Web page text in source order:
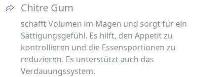
Chitre Gum
schafft Volumen im Magen und sorgt für ein
Sättigungsgefühl. Es hilft, den Appetit zu
kontrollieren und die Essensportionen zu
reduzieren. Es unterstützt auch das
Verdauungssystem.